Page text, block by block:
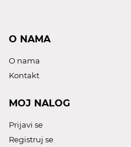
O NAMA
O nama
Kontakt
MOJ NALOG
Prijavi se
Registruj se